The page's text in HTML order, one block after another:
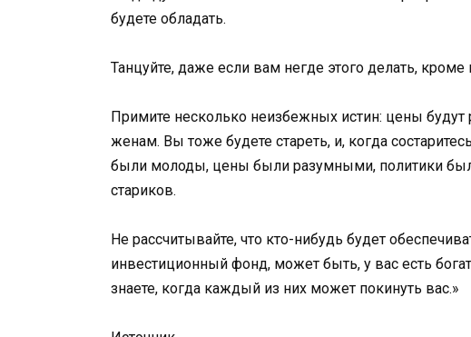
будете обладать.
Танцуйте, даже если вам негде этого делать, кроме
Примите несколько неизбежных истин: цены будут
женам. Вы тоже будете стареть, и, когда
были молоды, цены были разумными, политики
стариков.
Не рассчитывайте, что кто-нибудь будет
инвестиционный фонд, может быть, у вас есть
знаете, когда каждый из них может покинуть вас.»